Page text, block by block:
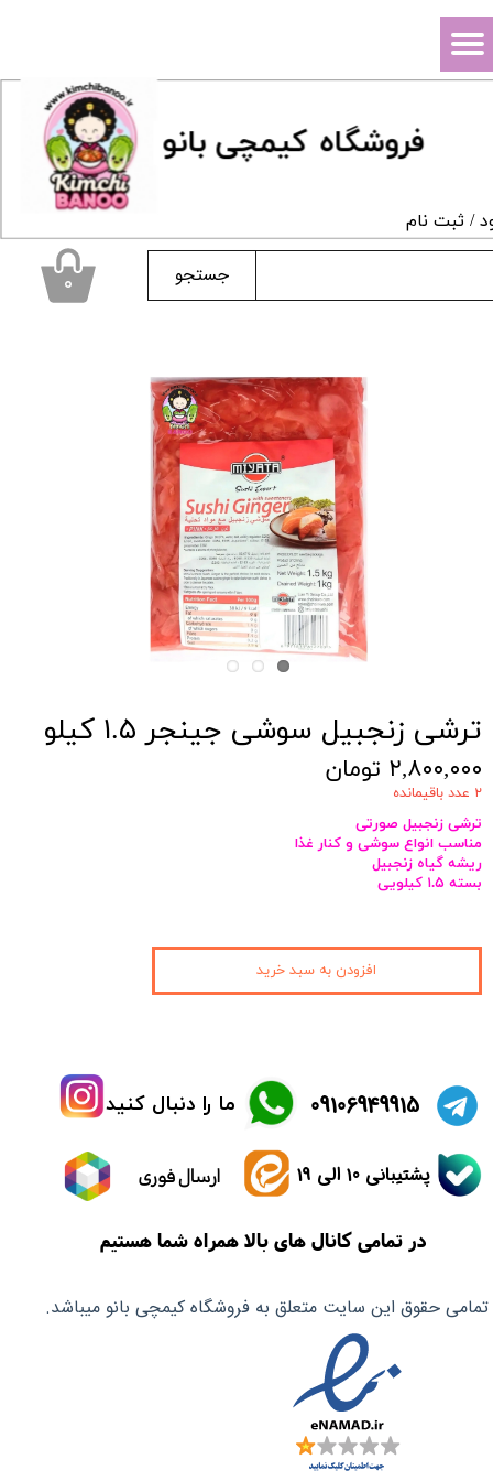
فروشگاه کیمچی بانو
جستجو
/ ثبت نام
حساب کاربری من
سفارشات
۰
ترشی زنجبیل سوشی جینجر ۱.۵ کیلو
۲,۸۰۰,۰۰۰ تومان
۲ عدد باقیمانده
ترشی زنجبیل صورتی
مناسب انواع سوشی و کنار غذا
ریشه گیاه زنجبیل
بسته ۱.۵ کیلویی
افزودن به سبد خرید
تمامی حقوق این سایت متعلق به فروشگاه کیمچی بانو میباشد.
ما را دنبال کنید ​09106949915
ارسال فوری پشتیبانی 10 الی 19
در تمامی کانال های بالا همراه شما هستیم